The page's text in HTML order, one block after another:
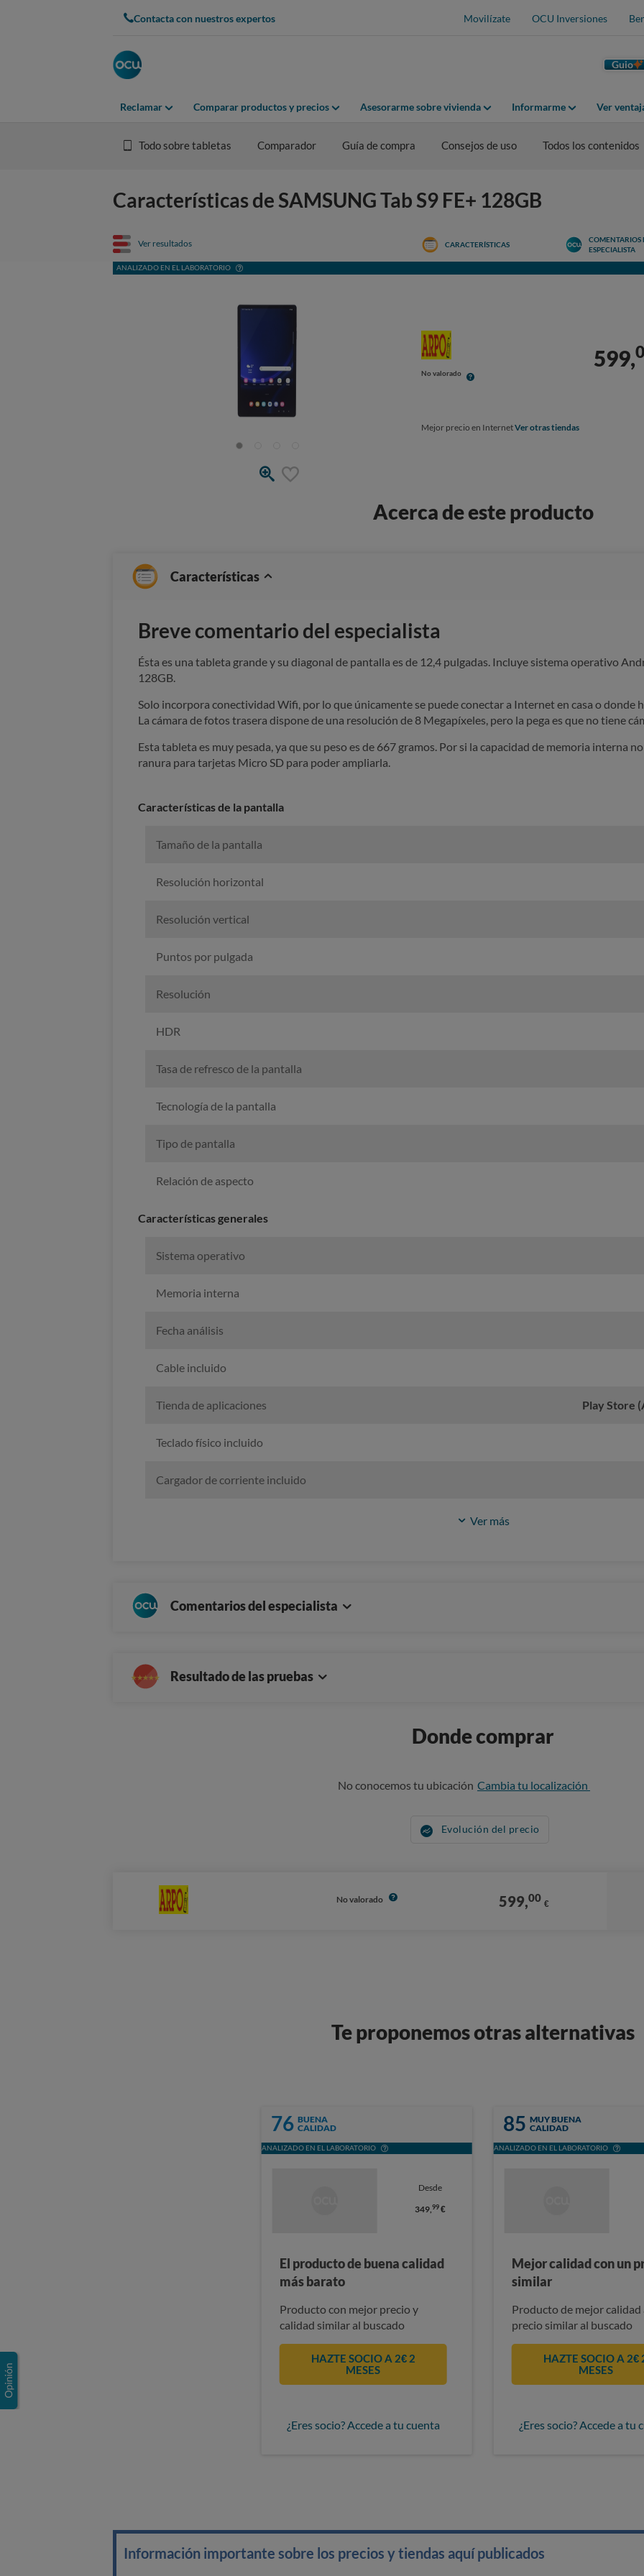
Contacta con nuestros expertos Movilízate OCU Inversiones
Guio
Reclamar Comparar productos y precios Asesorarme sobre vivienda Informarme Ver
Todo sobre tabletas Comparador Guía de compra Consejos de uso Todos los contenidos
Características de SAMSUNG Tab S9 FE+ 128GB
Ver resultados
ANALIZADO EN EL LABORATORIO
CARACTERÍSTICAS
COMENTARIOS
ESPECIALISTA
No valorado
599,
Mejor precio en InternetVer otras tiendas
Acerca de este producto
Características
Breve comentario del especialista
Ésta es una tableta grande y su diagonal de pantalla es de 12,4 pulgadas. Incluye sistema operativo
128GB.
Solo incorpora conectividad Wifi, por lo que únicamente se puede conectar a Internet en casa o donde
La cámara de fotos trasera dispone de una resolución de 8 Megapíxeles, pero la pega es que no tiene
Esta tableta es muy pesada, ya que su peso es de 667 gramos. Por si la capacidad de memoria interna
ranura para tarjetas Micro SD para poder ampliarla.
Características de la pantalla
Tamaño de la pantalla
Resolución horizontal
Resolución vertical
Puntos por pulgada
Resolución
HDR
Tasa de refresco de la pantalla
Tecnología de la pantalla
Tipo de pantalla
Relación de aspecto
Características generales
Sistema operativo
Memoria interna
Fecha análisis
Cable incluido
Tienda de aplicaciones Play Store
Teclado físico incluido
Cargador de corriente incluido
Ver más
Comentarios del especialista
Resultado de las pruebas
Donde comprar
No conocemos tu ubicación Cambia tu localización
Evolución del precio
No valorado 599,00 €
Te proponemos otras alternativas
76 BUENA
CALIDAD
ANALIZADO EN EL LABORATORIO
Desde
349,99€
El producto de buena calidad
más barato
Producto con mejor precio y
calidad similar al buscado
HAZTE SOCIO A 2€ 2
MESES
¿Eres socio? Accede a tu cuenta
85 MUY BUENA
CALIDAD
ANALIZADO EN EL LABORATORIO
Mejor calidad con un
similar
Producto de mejor calidad
precio similar al buscado
HAZTE SOCIO A 2€
MESES
¿Eres socio? Accede a tu
Información importante sobre los precios y tiendas aquí publicados